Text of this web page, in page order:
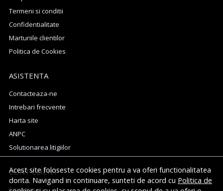
Acest site foloseste cookies pentru a va oferi functionalitatea
dorita. Navigand in continuare, sunteti de acord cu Politica de
Termeni si conditii
Confidentialitate
Marturiile clientilor
Politica de Cookies
ASISTENTA
Contacteaza-ne
Intrebari frecvente
Harta site
ANPC
Solutionarea litigiilor
CONT CLIENT